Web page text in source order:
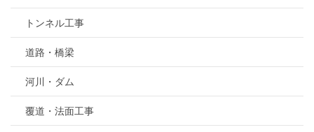
トンネル工事
道路・橋梁
河川・ダム
覆道・法面工事